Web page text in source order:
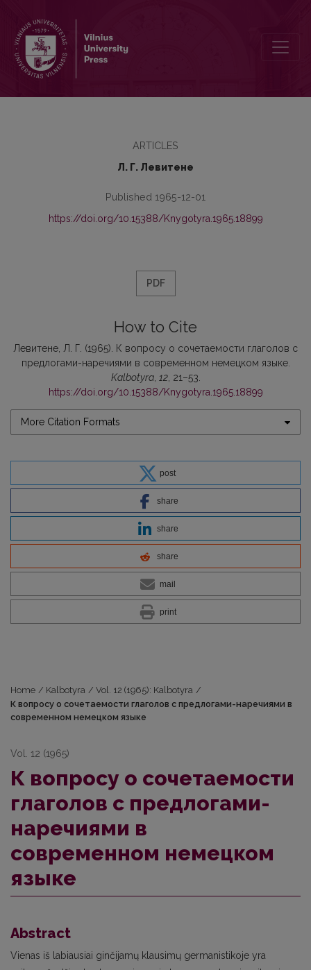
ARTICLES
Л. Г. Левитене
Published 1965-12-01
https://doi.org/10.15388/Knygotyra.1965.18899
PDF
How to Cite
Левитене, Л. Г. (1965). К вопросу о сочетаемости глаголов с
предлогами-наречиями в современном немецком языке.
Kalbotyra, 12, 21–53.
https://doi.org/10.15388/Knygotyra.1965.18899
More Citation Formats
post
share
share
share
mail
print
Home / Kalbotyra / Vol. 12 (1965): Kalbotyra /
К вопросу о сочетаемости глаголов с предлогами-наречиями в
современном немецком языке
Vol. 12 (1965)
К вопросу о сочетаемости
глаголов с предлогами-
наречиями в
современном немецком
языке
Abstract
Vienas iš labiausiai ginčijamų klausimų germanistikoje yra